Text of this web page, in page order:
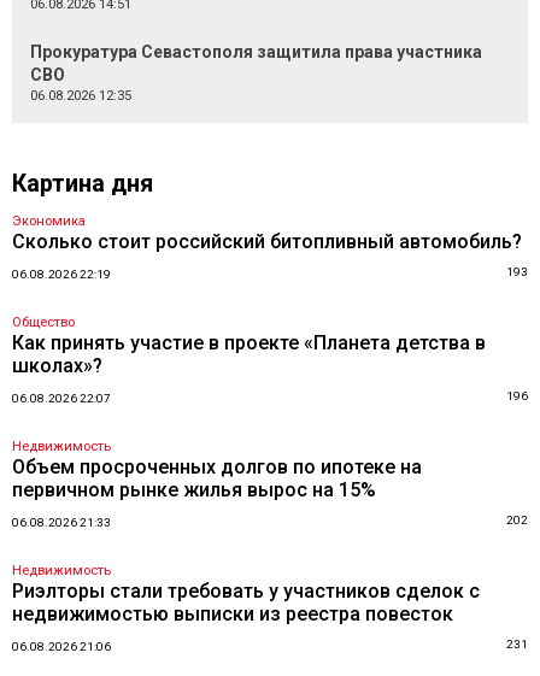
06.08.2026 14:51
Прокуратура Севастополя защитила права участника
СВО
06.08.2026 12:35
Картина дня
Экономика
Сколько стоит российский битопливный автомобиль?
06.08.2026 22:19 193
Общество
Как принять участие в проекте «Планета детства в
школах»?
06.08.2026 22:07 196
Недвижимость
Объем просроченных долгов по ипотеке на
первичном рынке жилья вырос на 15%
06.08.2026 21:33 202
Недвижимость
Риэлторы стали требовать у участников сделок с
недвижимостью выписки из реестра повесток
06.08.2026 21:06 231